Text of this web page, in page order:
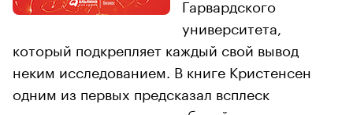
Гарвардского
университета,
который подкрепляет каждый свой вывод
неким исследованием. В книге Кристенсен
одним из первых предсказал всплеск